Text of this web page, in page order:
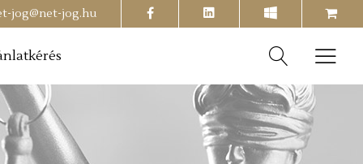
jog@net-jog.hu facebook
shopping-
cart